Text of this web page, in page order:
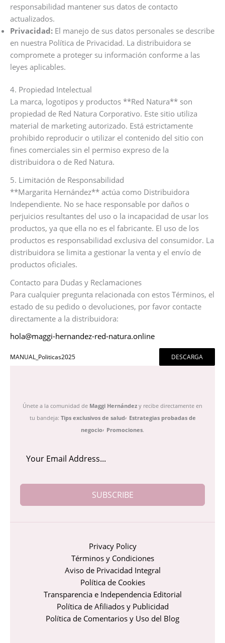
responsabilidad mantener sus datos de contacto
actualizados.
Privacidad: El manejo de sus datos personales se describe
en nuestra Política de Privacidad. La distribuidora se
compromete a proteger su información conforme a las
leyes aplicables.
4. Propiedad Intelectual
La marca, logotipos y productos **Red Natura** son
propiedad de Red Natura Corporativo. Este sitio utiliza
material de marketing autorizado. Está estrictamente
prohibido reproducir o utilizar el contenido del sitio con
fines comerciales sin el permiso expreso de la
distribuidora o de Red Natura.
5. Limitación de Responsabilidad
**Margarita Hernández** actúa como Distribuidora
Independiente. No se hace responsable por daños o
perjuicios resultantes del uso o la incapacidad de usar los
productos, ya que ella no es el fabricante. El uso de los
productos es responsabilidad exclusiva del consumidor. La
distribuidora se limita a gestionar la venta y el envío de
productos oficiales.
Contacto para Dudas y Reclamaciones
Para cualquier pregunta relacionada con estos Términos, el
estado de su pedido o devoluciones, por favor contacte
directamente a la distribuidora:
hola@maggi-hernandez-red-natura.online
MANUAL_Politicas2025 DESCARGA
Únete a la comunidad de Maggi Hernández y recibe directamente en
tu bandeja: Tips exclusivos de salud, Estrategias probadas de
negocio, Promociones.
SUBSCRIBE
Privacy Policy
Términos y Condiciones
Aviso de Privacidad Integral
Política de Cookies
Transparencia e Independencia Editorial
Política de Afiliados y Publicidad
Política de Comentarios y Uso del Blog